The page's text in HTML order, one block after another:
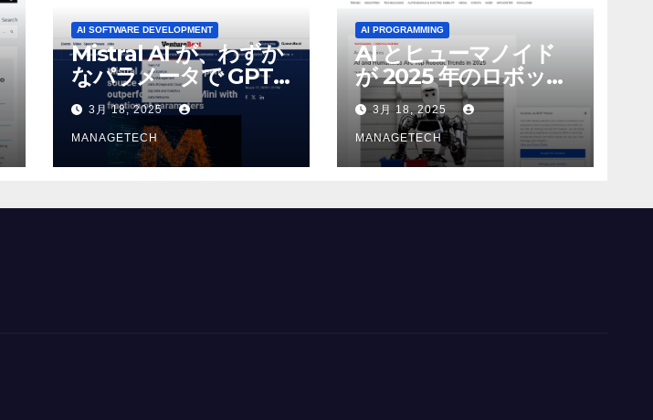
AI SOFTWARE DEVELOPMENT
Mistral AI が、わずか
なパラメータで GPT-
4o Mini を上回る新し
いオープンソース モ
デルをリリース |
VentureBeat
3月 18, 2025
MANAGETECH
AI PROGRAMMING
AI とヒューマノイド
が 2025 年のロボット
のトップトレンドに |
ASSEMBLY
3月 18, 2025
MANAGETECH